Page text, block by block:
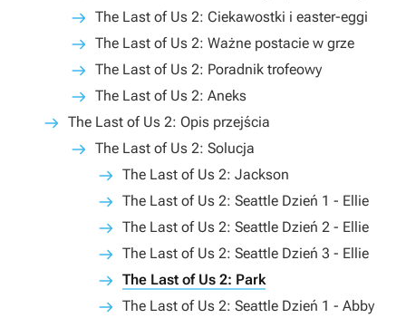
The Last of Us 2: Ciekawostki i easter-eggi
The Last of Us 2: Ważne postacie w grze
The Last of Us 2: Poradnik trofeowy
The Last of Us 2: Aneks
The Last of Us 2: Opis przejścia
The Last of Us 2: Solucja
The Last of Us 2: Jackson
The Last of Us 2: Seattle Dzień 1 - Ellie
The Last of Us 2: Seattle Dzień 2 - Ellie
The Last of Us 2: Seattle Dzień 3 - Ellie
The Last of Us 2: Park
The Last of Us 2: Seattle Dzień 1 - Abby